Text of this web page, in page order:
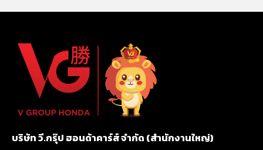
บริษัท วี.กรุ๊ป ฮอนด้าคาร์ส์ จำกัด (สำนักงานใหญ่)